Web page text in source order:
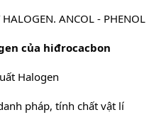
ANCOL - PHENOL
của hiđrocacbon
Halogen
pháp, tính chất vật lí